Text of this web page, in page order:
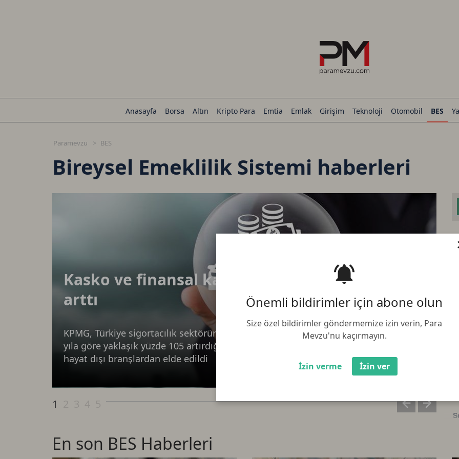
Önemli bildirimler için abone olun
Size özel bildirimler göndermemize izin verin, Para
Mevzu'nu kaçırmayın.
İzin verme İzin ver
Anasayfa Borsa Altın Kripto Para Emtia Emlak Girişim Teknoloji Otomobil BES
Paramevzu BES
Bireysel Emeklilik Sistemi haberleri
Kasko ve finansal kayıp sigortaları katlanarak
arttı
KPMG, Türkiye sigortacılık sektörünün 2023 yılında, brüt prim üretimini bir önceki
yıla göre yaklaşık yüzde 105 artırdığını açıklarken, prim toplamının yüzde 89'u
hayat dışı branşlardan elde edildi
1
En son BES Haberleri